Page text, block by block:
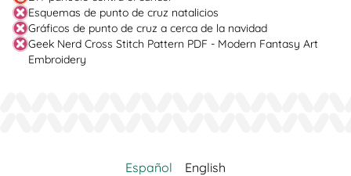
Esquemas de punto de cruz natalicios
Gráficos de punto de cruz a cerca de la navidad
Geek Nerd Cross Stitch Pattern PDF - Modern Fantasy Art
Embroidery
Español English